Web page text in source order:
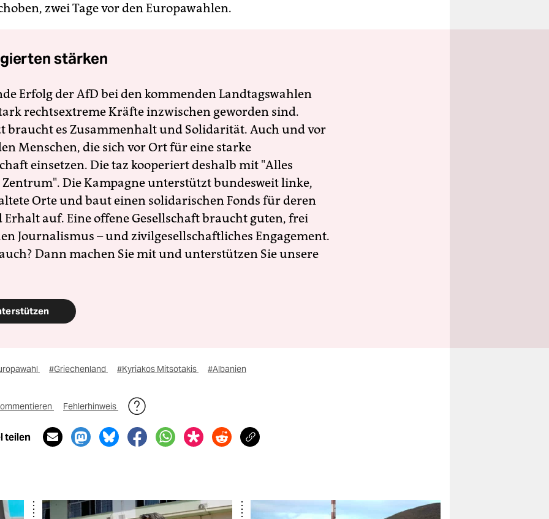
zwei Tage vor den Europawahlen.
stärken
Erfolg der AfD bei den kommenden Landtagswahlen
rechtsextreme Kräfte inzwischen geworden sind.
braucht es Zusammenhalt und Solidarität. Auch und vor
Menschen, die sich vor Ort für eine starke
einsetzen. Die taz kooperiert deshalb mit "Alles
Die Kampagne unterstützt bundesweit linke,
Orte und baut einen solidarischen Fonds für deren
Erhalt auf. Eine offene Gesellschaft braucht guten, frei
Journalismus – und zivilgesellschaftliches Engagement.
Dann machen Sie mit und unterstützen Sie unsere
#Griechenland #Kyriakos Mitsotakis #Albanien
Fehlerhinweis
teilen